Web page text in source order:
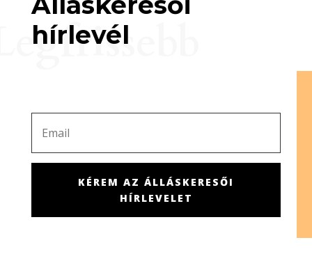
hírlevél
KÉREM AZ ÁLLÁSKERESŐI
HÍRLEVELET